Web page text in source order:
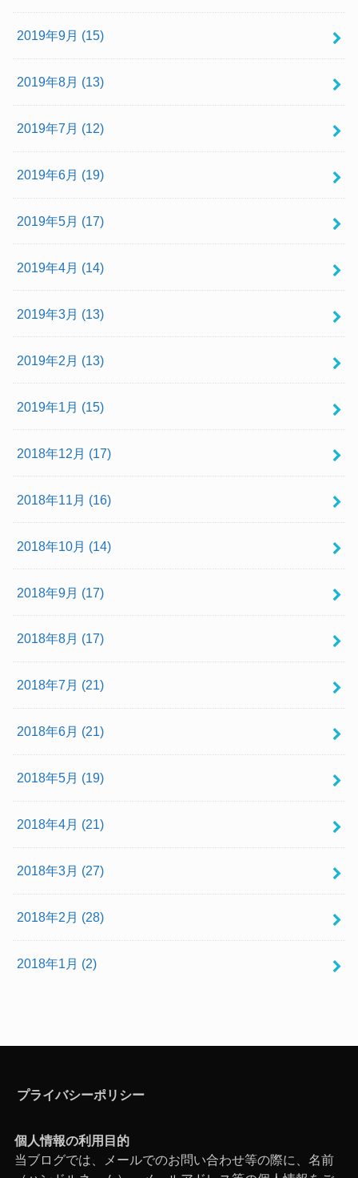
2019年9月 (15)
2019年8月 (13)
2019年7月 (12)
2019年6月 (19)
2019年5月 (17)
2019年4月 (14)
2019年3月 (13)
2019年2月 (13)
2019年1月 (15)
2018年12月 (17)
2018年11月 (16)
2018年10月 (14)
2018年9月 (17)
2018年8月 (17)
2018年7月 (21)
2018年6月 (21)
2018年5月 (19)
2018年4月 (21)
2018年3月 (27)
2018年2月 (28)
2018年1月 (2)
プライバシーポリシー
個人情報の利用目的
当ブログでは、メールでのお問い合わせ等の際に、名前